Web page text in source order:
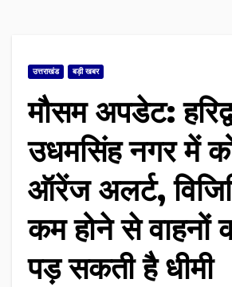
उत्तराखंड बड़ी खबर
मौसम अपडेट:
उधमसिंह नगर में
ऑरेंज अलर्ट,
कम होने से वाहनों
पड़ सकती है धीमी